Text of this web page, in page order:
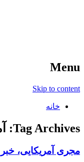
Menu
Skip to content
خانه
Tag Archives:
مجری آمریکایی،